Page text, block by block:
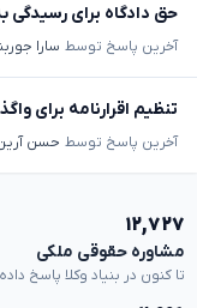
حق دادگاه برای
آخرین پاسخ توسط سارا
تنظیم اقرارنامه برای
آخرین پاسخ توسط حسن
۱۲,۷۲۷
مشاوره حقوقی ملکی
تا کنون در بنیاد وکلا پاسخ